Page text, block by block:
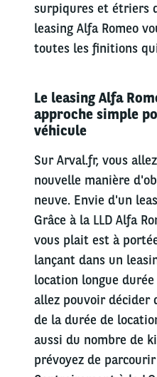
surpiqures et étriers
leasing Alfa Romeo
toutes les finitions
Le leasing Alfa
approche simple
véhicule
Sur Arval.fr, vous
nouvelle manière
neuve. Envie d'un
Grâce à la LLD Alfa
vous plait est à
lançant dans un
location longue
allez pouvoir décider
de la durée de
aussi du nombre de
prévoyez de